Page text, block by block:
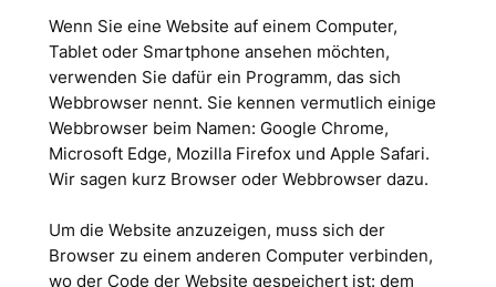
Wenn Sie eine Website auf einem Computer,
Tablet oder Smartphone ansehen möchten,
verwenden Sie dafür ein Programm, das sich
Webbrowser nennt. Sie kennen vermutlich einige
Webbrowser beim Namen: Google Chrome,
Microsoft Edge, Mozilla Firefox und Apple Safari.
Wir sagen kurz Browser oder Webbrowser dazu.
Um die Website anzuzeigen, muss sich der
Browser zu einem anderen Computer verbinden,
wo der Code der Website gespeichert ist: dem